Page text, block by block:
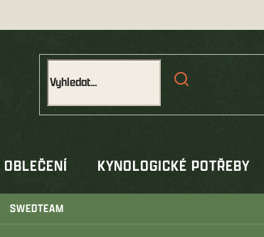
OBLEČENÍ KYNOLOGICKÉ POTŘEBY
SWEDTEAM